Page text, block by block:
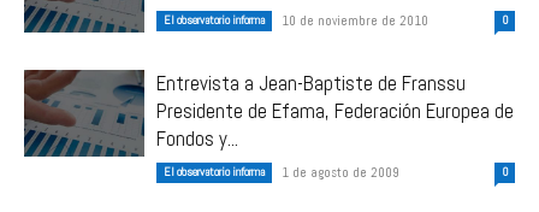
El observatorio informa 10 de noviembre de 2010 0
Entrevista a Jean-Baptiste de Franssu
Presidente de Efama, Federación Europea de
Fondos y...
El observatorio informa 1 de agosto de 2009 0